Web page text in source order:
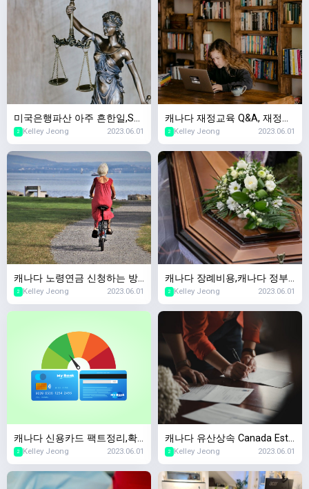
미국은행파산 아주 흔한일,SV
B파산 SNBY파산 마찬가지! 캐
나다 경제수업~
2 Kelley Jeong 2023.06.01
캐나다 재정교육 Q&A, 재정교
육을 왜 무료로 하세요? 돈벌
려는 수작인가요?
2 Kelley Jeong 2023.06.01
캐나다 노령연금 신청하는 방
법,캐나다 OAS(Old Age Secu
rity) 2023년 스케줄
2 Kelley Jeong 2023.06.01
캐나다 장례비용,캐나다 정부
에서 장례지원을 해주나요? 캐
나다 국민연금 사망보험금
2 Kelley Jeong 2023.06.01
캐나다 신용카드 팩트정리,확
인할때마다 캐나다 신용점수
하락한다?
2 Kelley Jeong 2023.06.01
캐나다 유산상속 Canada Esta
te Planning,왜 준비해야하죠?
2 Kelley Jeong 2023.06.01